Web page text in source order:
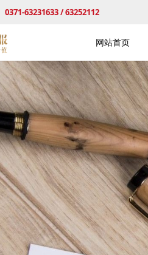
0371-63231633 / 63252112
网站首页